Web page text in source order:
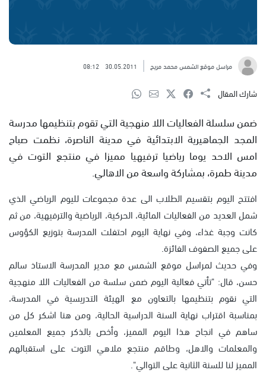
مراسل موقع الشمس محمد مريح 30.05.2011
08:12
شارك المقال
ضمن سلسلة الفعاليات اللا منهجية التي تقوم بتنظيمها مدرسة
المجد الجماهيرية الابتدائية في مدينة الناصرة، نظمت صباح
امس الاحد يوما رياضيا ترفيهيا مميزا في منتجع التوت في
مدينة طمرة، بمشاركة واسعة من الاهالي.
افتتح اليوم بتقسيم الطلاب الى عدة مجموعات لليوم الرياضي الذي
شمل العديد من الفعاليات المائية، الحركية، الرياضية والترفيهية، من ثم
كانت وجبة غذاء، وفي نهاية اليوم احتفلت المدرسة بتوزيع الكؤوس
على جميع الصفوف الفائزة.
وفي حديث لمراسل موقع الشمس مع مدير المدرسة الاستاذ سالم
حسن، قال: "تأتي فعالية اليوم ضمن سلسة من الفعاليات اللا منهجية
التي نقوم بتنظيمها بالتعاون مع الهيئة التدريسية في المدرسة،
بمناسبة اقتراب نهاية السنة الدراسية الحالية، ومن هنا اشكر كل من
ساهم في انجاح هذا اليوم المميز، وأخص بالذكر جميع المعلمين
والمعلمات والاهل، وطاقم منتجع ملاهي التوت على استقبالهم
المميز لنا للسنة الثانية على التوالي".